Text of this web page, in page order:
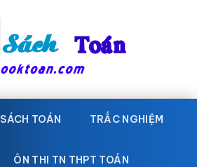
SÁCH TOÁN TRẮC NGHIỆM
ÔN THI TN THPT TOÁN